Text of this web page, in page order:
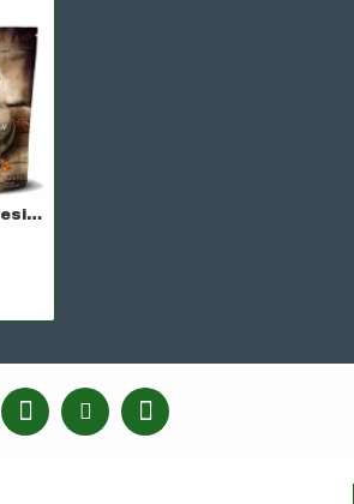
Osso Dibek Kahvesi 200 Gr